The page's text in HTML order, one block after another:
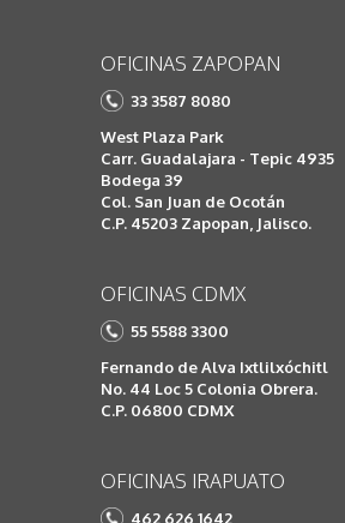
OFICINAS ZAPOPAN
33 3587 8080
West Plaza Park
Carr. Guadalajara - Tepic 4935
Bodega 39
Col. San Juan de Ocotán
C.P. 45203 Zapopan, Jalisco.
OFICINAS CDMX
55 5588 3300
Fernando de Alva Ixtlilxóchitl
No. 44 Loc 5 Colonia Obrera.
C.P. 06800 CDMX
OFICINAS IRAPUATO
462 626 1642